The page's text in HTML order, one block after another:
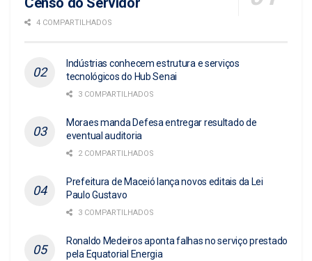
4 COMPARTILHADOS
Indústrias conhecem estrutura e serviços
tecnológicos do Hub Senai
3 COMPARTILHADOS
Moraes manda Defesa entregar resultado de
eventual auditoria
2 COMPARTILHADOS
Prefeitura de Maceió lança novos editais da Lei
Paulo Gustavo
3 COMPARTILHADOS
Ronaldo Medeiros aponta falhas no serviço prestado
pela Equatorial Energia